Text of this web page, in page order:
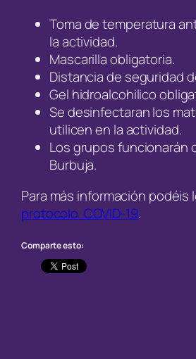
Toma de temperatura
la actividad.
Mascarilla obligatoria.
Distancia de seguridad
Gel hidroalcohilico
Se desinfectaran los
utilicen en la actividad.
Los grupos funcionarán
Burbuja.
Para más información podéis
protocolo COVID-19.
Comparte esto: